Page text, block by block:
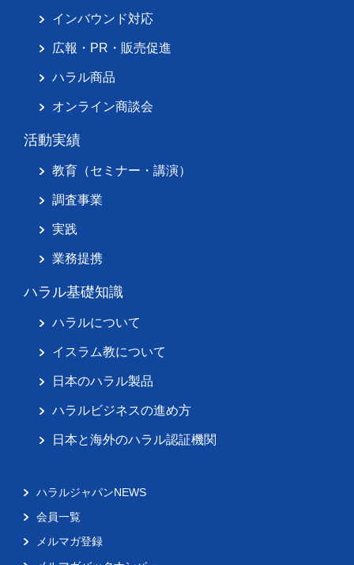
インバウンド対応
広報・PR・販売促進
ハラル商品
オンライン商談会
活動実績
教育（セミナー・講演）
調査事業
実践
業務提携
ハラル基礎知識
ハラルについて
イスラム教について
日本のハラル製品
ハラルビジネスの進め方
日本と海外のハラル認証機関
ハラルジャパンNEWS
会員一覧
メルマガ登録